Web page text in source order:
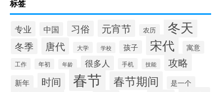
标签
专业 中国 习俗 元宵节 农历 冬天
冬季 唐代 大学 学校 孩子 宋代 寓意
工作 年初 年龄 很多人 手机 技能 攻略
新年 时间 春节 春节期间 是一个